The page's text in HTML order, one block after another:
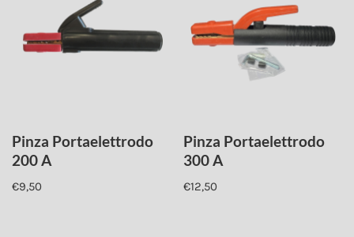
Pinza Portaelettrodo
200 A
€9,50
Pinza Portaelettrodo
300 A
€12,50